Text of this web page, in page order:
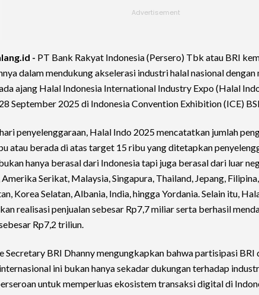
- PT Bank Rakyat Indonesia (Persero) Tbk atau BRI
dalam mendukung akselerasi industri halal nasional
ajang Halal Indonesia International Industry Expo (Halal
September 2025 di Indonesia Convention Exhibition (ICE)
penyelenggaraan, Halal Indo 2025 mencatatkan jumlah
atau berada di atas target 15 ribu yang ditetapkan
hanya berasal dari Indonesia tapi juga berasal dari luar
Amerika Serikat, Malaysia, Singapura, Thailand, Jepang,
Korea Selatan, Albania, India, hingga Yordania. Selain itu,
realisasi penjualan sebesar Rp7,7 miliar serta berhasil
Rp7,2 triliun.
Secretary BRI Dhanny mengungkapkan bahwa partisipasi BRI
ini bukan hanya sekadar dukungan terhadap
untuk memperluas ekosistem transaksi digital di